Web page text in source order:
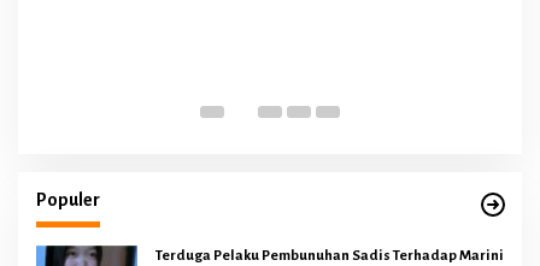
Populer
Terduga Pelaku Pembunuhan Sadis Terhadap Marini